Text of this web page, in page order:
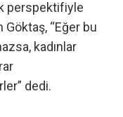
perspektifiyle
Göktaş, “Eğer bu
kadınlar
dedi.